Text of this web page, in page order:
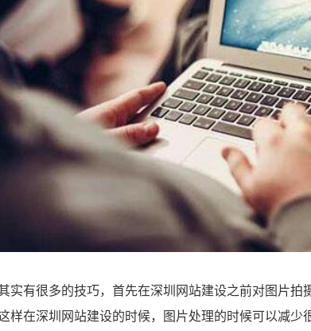
有很多的技巧，首先在深圳网站建设之前对图片
样在深圳网站建设的时候，图片处理的时候可以减